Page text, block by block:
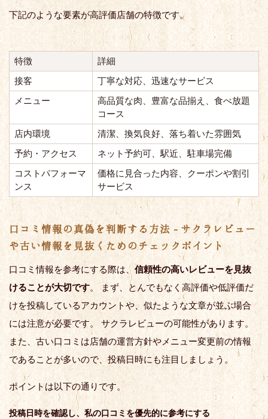
下記のような要素が高評価店舗の特徴です。
特徴
詳細
接客
丁寧な対応、迅速なサービス
メニュー
高品質な肉、豊富な品揃え、食べ放題
コース
店内環境
清潔、換気良好、落ち着いた雰囲気
予約・アクセス
ネット予約可、駅近、駐車場完備
コストパフォーマ
ンス
価格に見合った内容、クーポンや割引
サービス
口コミ情報の真偽を判断する方法 - サクラレビュー
や古い情報を見抜くためのチェックポイント
口コミ情報を参考にする際は、信頼性の高いレビューを見抜
けることが大切です。 まず、とんでもなく高評価や低評価だ
けを投稿しているアカウントや、似たような文章が並ぶ場合
には注意が必要です。 サクラレビューの可能性があります。
また、古い口コミは店舗の運営方針やメニュー変更前の情報
であることが多いので、投稿日時にも注目しましょう。
ポイントは以下の通りです。
投稿日時を確認し、私の口コミを優先的に参考にする